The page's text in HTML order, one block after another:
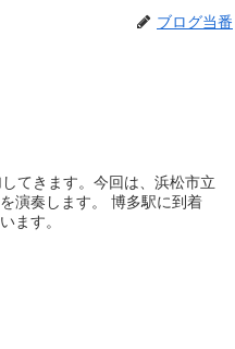
ブログ当番
てきます。今回は、浜松市立
演奏します。 博多駅に到着
ます。